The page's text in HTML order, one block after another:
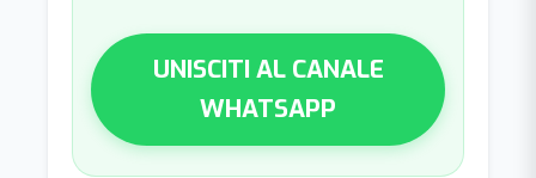
UNISCITI AL CANALE
WHATSAPP